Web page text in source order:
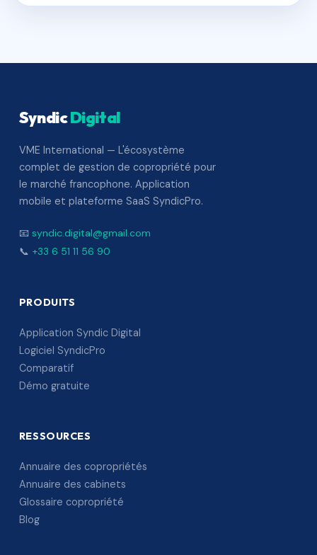
SyndicDigital
VME International — L'écosystème
complet de gestion de copropriété pour
le marché francophone. Application
mobile et plateforme SaaS SyndicPro.
📧 syndic.digital@gmail.com
📞 +33 6 51 11 56 90
PRODUITS
Application Syndic Digital
Logiciel SyndicPro
Comparatif
Démo gratuite
RESSOURCES
Annuaire des copropriétés
Annuaire des cabinets
Glossaire copropriété
Blog